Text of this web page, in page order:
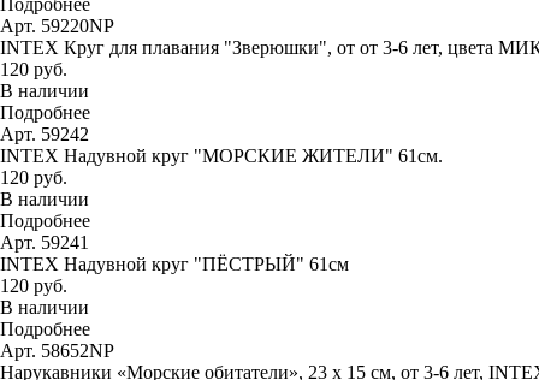
Арт. 59220NP
INTEX Круг для плавания "Зверюшки", от от 3-6 лет, цвета
120 руб.
В наличии
Подробнее
Арт. 59242
INTEX Надувной круг "МОРСКИЕ ЖИТЕЛИ" 61см.
120 руб.
В наличии
Подробнее
Арт. 59241
INTEX Надувной круг "ПЁСТРЫЙ" 61см
120 руб.
В наличии
Подробнее
Арт. 58652NP
Нарукавники «Морские обитатели», 23 х 15 см, от 3-6 лет,